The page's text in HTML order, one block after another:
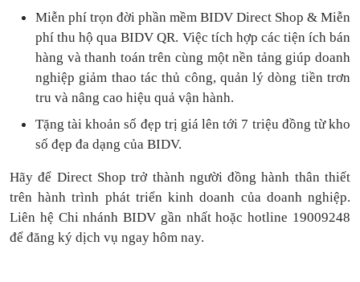
Miễn phí trọn đời phần mềm BIDV Direct Shop & Miễn
phí thu hộ qua BIDV QR. Việc tích hợp các tiện ích bán
hàng và thanh toántrên cùng một nền tảng giúp doanh
nghiệp giảm thao tác thủ công, quản lý dòng tiền trơn
tru và nâng cao hiệu quả vận hành.
Tặngtài khoản số đẹp trị giá lên tới 7 triệu đồng từ kho
số đẹp đa dạng của BIDV.
Hãy để Direct Shop trở thành người đồng hành thân thiết
trên hành trình phát triển kinh doanh của doanh nghiệp.
Liên hệ Chi nhánh BIDV gần nhất hoặc hotline 19009248
để đăng ký dịch vụ ngay hôm nay.